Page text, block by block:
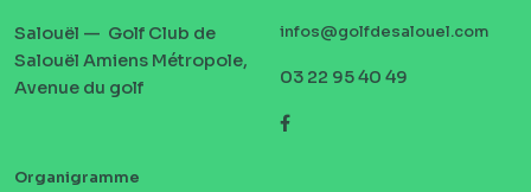
Salouël — Golf Club de
Salouël Amiens Métropole,
Avenue du golf
infos@golfdesalouel.com
03 22 95 40 49
Facebook
MENU
Organigramme